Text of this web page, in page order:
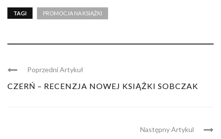
TAGI PROMOCJA NA KSIĄŻKI
Poprzedni Artykuł
CZERŃ – RECENZJA NOWEJ KSIĄŻKI SOBCZAK
Następny Artykul